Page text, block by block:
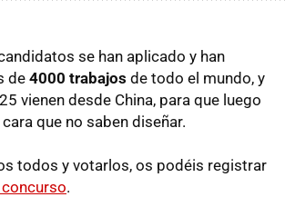
se han aplicado y han
de 4000 trabajos de todo el mundo, y
vienen desde China, para que luego
que no saben diseñar.
todos y votarlos, os podéis registrar
concurso.